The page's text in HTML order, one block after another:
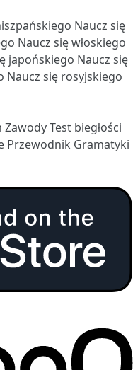
Naucz się
Naucz się włoskiego
japońskiego Naucz się
Naucz się rosyjskiego
ZawodyTest biegłości
Przewodnik Gramatyki